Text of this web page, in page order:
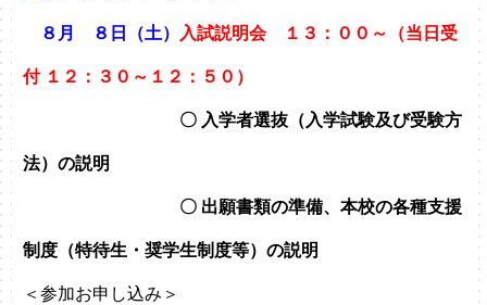
８月 ８日（土） 入試説明会 １３：００～（当日受
付 １２：３０～１２：５０）
〇 入学者選抜（入学試験及び受験方
法）の説明
〇 出願書類の準備、本校の各種支援
制度（特待生・奨学生制度等）の説明
＜参加お申し込み＞